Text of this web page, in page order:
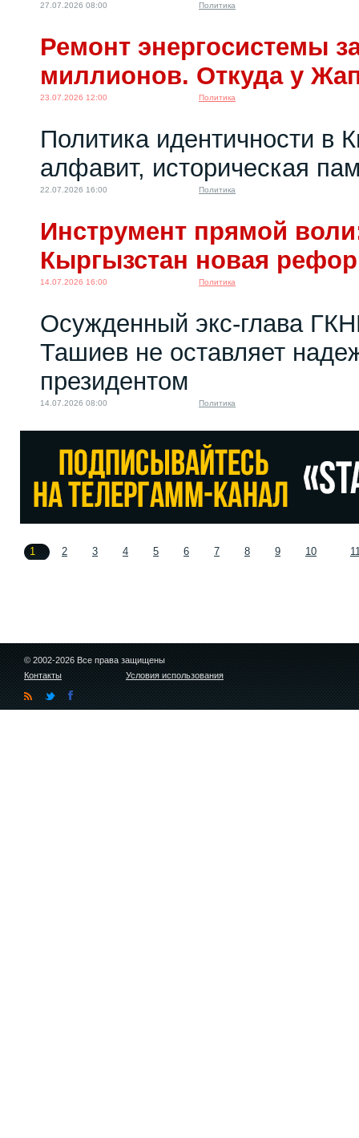
27.07.2026 08:00 Политика
Ремонт энергосистемы
миллионов. Откуда у
23.07.2026 12:00 Политика
Политика идентичности в
алфавит, историческая
22.07.2026 16:00 Политика
Инструмент прямой
Кыргызстан новая
14.07.2026 16:00 Политика
Осужденный экс-глава
Ташиев не оставляет
президентом
14.07.2026 08:00 Политика
1 2 3 4 5 6 7 8 9 10
© 2002-2026 Все права защищены
Контакты
Условия использования